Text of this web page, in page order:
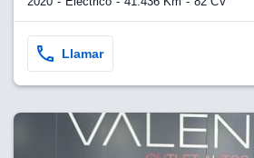
Llamar